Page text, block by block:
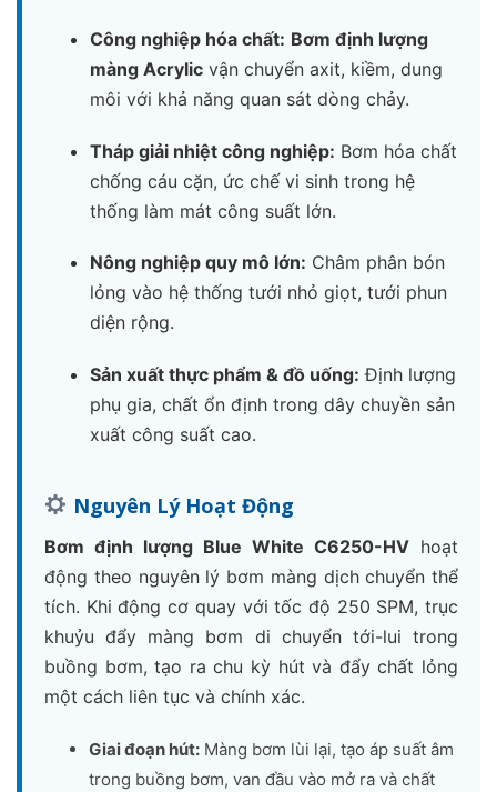
Công nghiệp hóa chất: Bơm định lượng
màng Acrylicvận chuyển axit, kiềm, dung
môi với khả năng quan sát dòng chảy.
Tháp giải nhiệt công nghiệp: Bơm hóa chất
chống cáu cặn, ức chế vi sinh trong hệ
thống làm mát công suất lớn.
Nông nghiệp quy mô lớn: Châm phân bón
lỏng vào hệ thống tưới nhỏ giọt, tưới phun
diện rộng.
Sản xuất thực phẩm & đồ uống: Định lượng
phụ gia, chất ổn định trong dây chuyền sản
xuất công suất cao.
Nguyên Lý Hoạt Động
Bơm định lượng Blue White C6250-HV hoạt
động theo nguyên lý bơm màng dịch chuyển thể
tích. Khi động cơ quay với tốc độ 250 SPM, trục
khuỷu đẩy màng bơm di chuyển tới-lui trong
buồng bơm, tạo ra chu kỳ hút và đẩy chất lỏng
một cách liên tục và chính xác.
Giai đoạn hút:Màng bơm lùi lại, tạo áp suất âm
trong buồng bơm, van đầu vào mở ra và chất